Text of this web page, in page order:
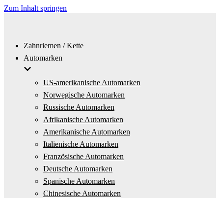
Zum Inhalt springen
Zahnriemen / Kette
Automarken
US-amerikanische Automarken
Norwegische Automarken
Russische Automarken
Afrikanische Automarken
Amerikanische Automarken
Italienische Automarken
Französische Automarken
Deutsche Automarken
Spanische Automarken
Chinesische Automarken